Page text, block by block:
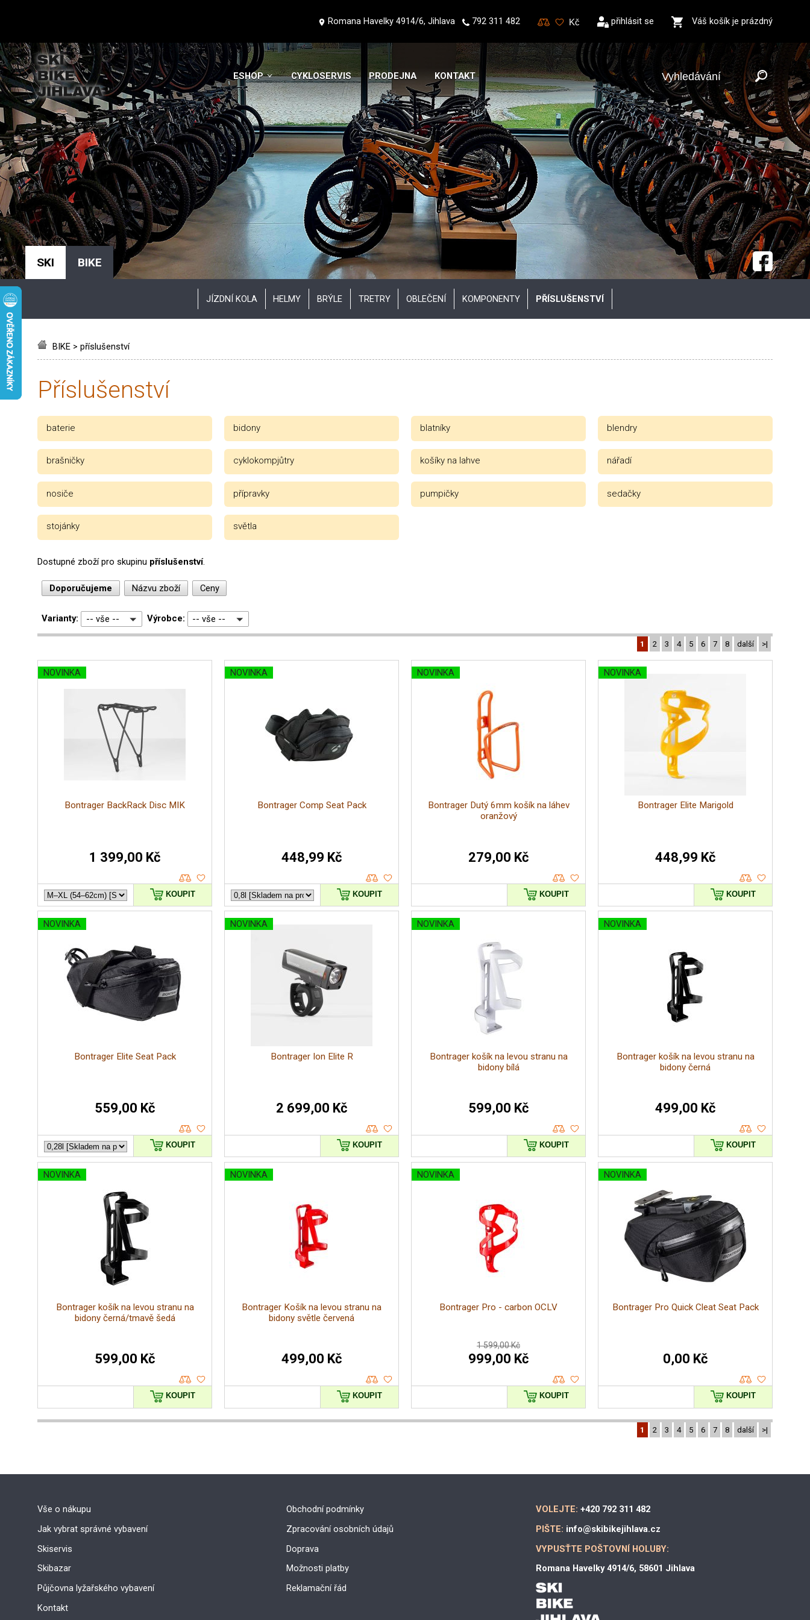
Romana Havelky 4914/6, Jihlava 792 311 482 přihlásit se Váš košík je prázdný
ESHOP CYKLOSERVIS PRODEJNA KONTAKT
SKI BIKE
JÍZDNÍ KOLA HELMY BRÝLE TRETRY OBLEČENÍ KOMPONENTY PŘÍSLUŠENSTVÍ
BIKE > příslušenství
příslušenství
baterie bidony blatníky blendry
brašničky cyklokompjůtry košíky na lahve nářadí
nosiče přípravky pumpičky sedačky
stojánky světla
Dostupné zboží pro skupinu příslušenství.
Doporučujeme Názvu zboží Ceny
Varianty: -- vše -- Výrobce: -- vše --
1 2 3 4 5 6 7 8 další >|
NOVINKA
Bontrager BackRack Disc MIK
1 399,00 Kč
KOUPIT
NOVINKA
Bontrager Comp Seat Pack
448,99 Kč
KOUPIT
NOVINKA
Bontrager Dutý 6mm košík na láhev
oranžový
279,00 Kč
KOUPIT
NOVINKA
Bontrager Elite Marigold
448,99 Kč
KOUPIT
NOVINKA
Bontrager Elite Seat Pack
559,00 Kč
KOUPIT
NOVINKA
Bontrager Ion Elite R
2 699,00 Kč
KOUPIT
NOVINKA
Bontrager košík na levou stranu na
bidony bílá
599,00 Kč
KOUPIT
NOVINKA
Bontrager košík na levou stranu na
bidony černá
499,00 Kč
KOUPIT
NOVINKA
Bontrager košík na levou stranu na
bidony černá/tmavě šedá
599,00 Kč
KOUPIT
NOVINKA
Bontrager Košík na levou stranu na
bidony světle červená
499,00 Kč
KOUPIT
NOVINKA
Bontrager Pro - carbon OCLV
1 599,00 Kč
999,00 Kč
KOUPIT
NOVINKA
Bontrager Pro Quick Cleat Seat Pack
0,00 Kč
KOUPIT
1 2 3 4 5 6 7 8 další >|
Vše o nákupu
Jak vybrat správné vybavení
Skiservis
Skibazar
Půjčovna lyžařského vybavení
Kontakt
Obchodní podmínky
Zpracování osobních údajů
Doprava
Možnosti platby
Reklamační řád
VOLEJTE: +420 792 311 482
PIŠTE: info@skibikejihlava.cz
VYPUSŤTE POŠTOVNÍ HOLUBY:
Romana Havelky 4914/6, 58601 Jihlava